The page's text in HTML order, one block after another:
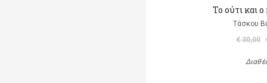
To ούτι και
Τάσκου
€ 30,00